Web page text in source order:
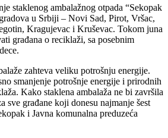
staklenog ambalažnog otpada “Sekopak
u Srbiji – Novi Sad, Pirot, Vršac,
Kragujevac i Kruševac. Tokom juna
građana o reciklaži, sa posebnim
zahteva veliku potrošnju energije.
smanjenje potrošnje energije i prirodnih
Kako staklena ambalaža ne bi završila
sve građane koji donesu najmanje šest
i Javna komunalna preduzeća